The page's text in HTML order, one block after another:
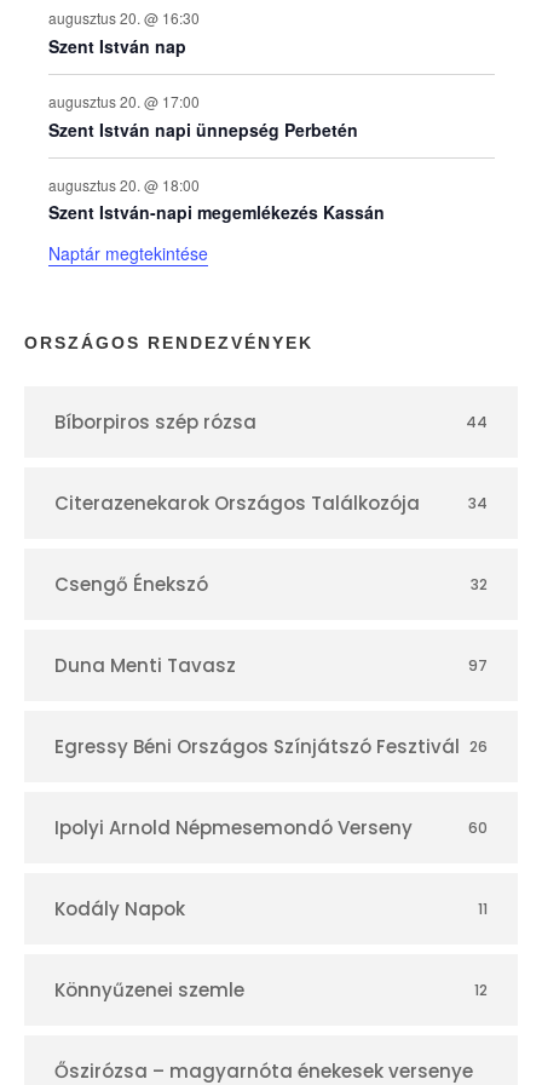
n
a
p
t
r
augusztus 20. @ 16:30
Szent István nap
augusztus 20. @ 17:00
Szent István napi ünnepség Perbetén
augusztus 20. @ 18:00
Szent István-napi megemlékezés Kassán
Naptár megtekintése
ORSZÁGOS RENDEZVÉNYEK
Bíborpiros szép rózsa 44
Citerazenekarok Országos Találkozója 34
Csengő Énekszó 32
Duna Menti Tavasz 97
Egressy Béni Országos Színjátszó Fesztivál 26
Ipolyi Arnold Népmesemondó Verseny 60
Kodály Napok 11
Könnyűzenei szemle 12
Őszirózsa – magyarnóta énekesek versenye